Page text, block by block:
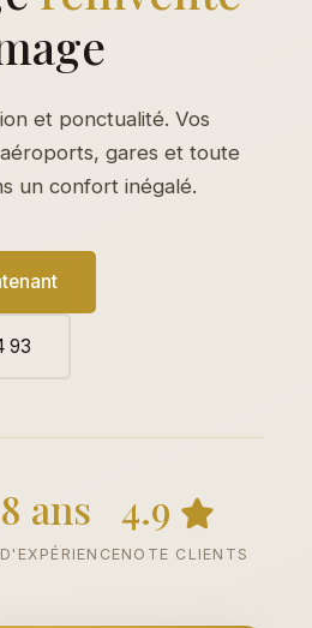
et ponctualité. Vos
gares et toute
un confort inégalé.
93
8 ans
D'EXPÉRIENCE
4.9
NOTE CLIENTS